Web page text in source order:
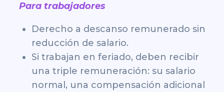
Para trabajadores
Derecho a descanso remunerado sin
reducción de salario.
Si trabajan en feriado, deben recibir
una triple remuneración: su salario
normal, una compensación adicional